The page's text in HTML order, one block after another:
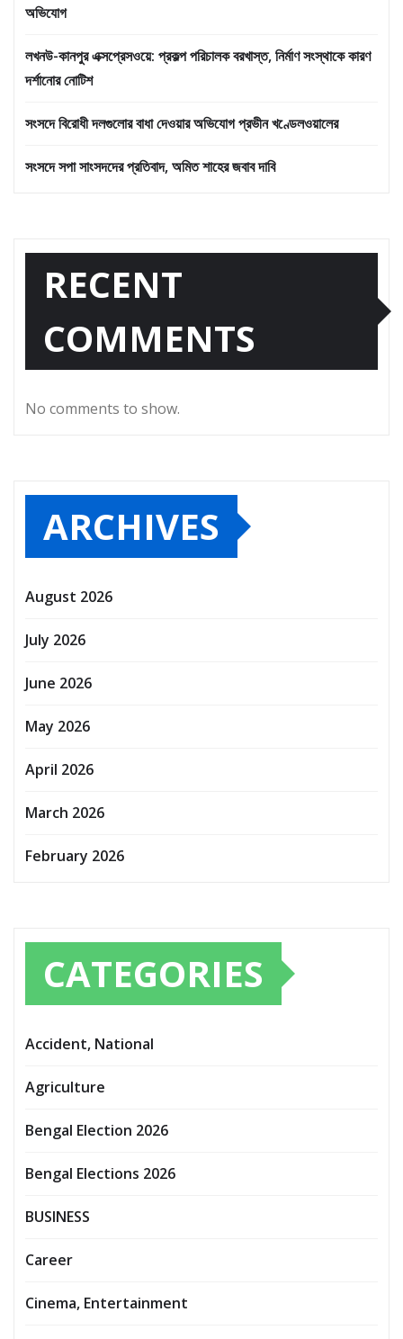
অভিযোগ
লখনউ-কানপুর এক্সপ্রেসওয়ে: প্রকল্প পরিচালক বরখাস্ত, নির্মাণ সংস্থাকে কারণ
দর্শানোর নোটিশ
সংসদে বিরোধী দলগুলোর বাধা দেওয়ার অভিযোগ প্রভীন খণ্ডেলওয়ালের
সংসদে সপা সাংসদদের প্রতিবাদ, অমিত শাহের জবাব দাবি
RECENT
COMMENTS
No comments to show.
ARCHIVES
August 2026
July 2026
June 2026
May 2026
April 2026
March 2026
February 2026
CATEGORIES
Accident, National
Agriculture
Bengal Election 2026
Bengal Elections 2026
BUSINESS
Career
Cinema, Entertainment